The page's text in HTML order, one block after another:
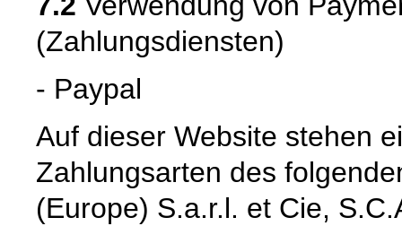
(Zahlungsdiensten)
- Paypal
Auf dieser Website stehen
Zahlungsarten des
(Europe) S.a.r.l. et Cie,